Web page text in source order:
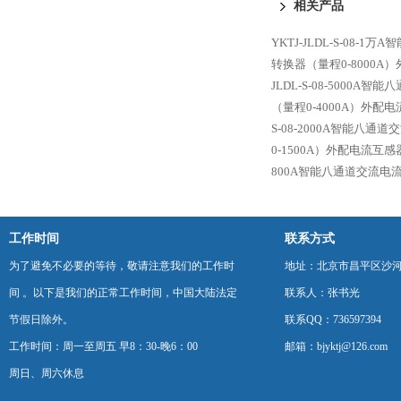
器
相关产品
YKTJ-JLDL-S-08-1万A
转换器（量程0-8000A）
JLDL-S-08-5000A智能
（量程0-4000A）外配电
S-08-2000A智能八通道
0-1500A）外配电流互感
800A智能八通道交流电
工作时间
为了避免不必要的等待，敬请注意我们的工作时
间 。以下是我们的正常工作时间，中国大陆法定
节假日除外。
工作时间：周一至周五 早8：30-晚6：00
周日、周六休息
联系方式
地址：北京市昌平区沙
联系人：张书光
联系QQ：736597394
邮箱：bjyktj@126.com